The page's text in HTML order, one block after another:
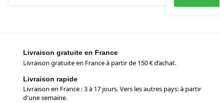
Livraison gratuite en France
Livraison gratuite en France à partir de 150 € d’achat.
Livraison rapide
Livraison en France : 3 à 17 jours. Vers les autres pays: à partir
d'une semaine.